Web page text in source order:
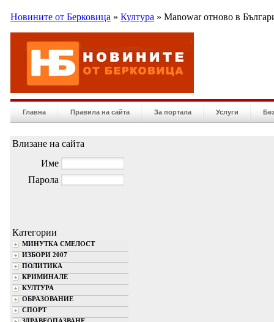
Новините от Берковица » Култура » Manowar отново в
Главна Правила на сайта За портала Услуги
Влизане на сайта
Име
Парола
Категории
МИНУТКА СМЕЛОСТ
ИЗБОРИ 2007
ПОЛИТИКА
КРИМИНАЛЕ
КУЛТУРА
ОБРАЗОВАНИЕ
СПОРТ